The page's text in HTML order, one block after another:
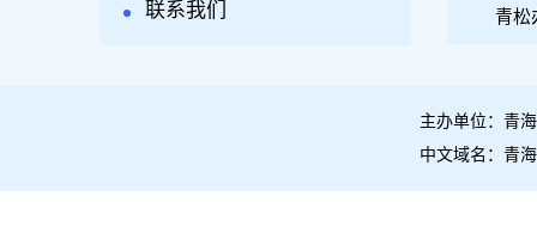
联系我们
青松
主办单位：青
中文域名：青